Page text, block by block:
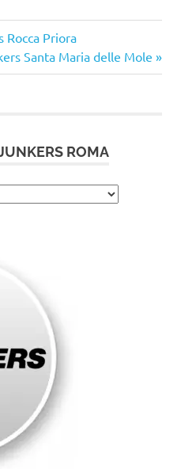
Rocca Priora
Santa Maria delle Mole
ROMA